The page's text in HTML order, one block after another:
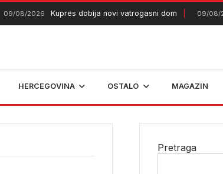
2026 Kupres dobija novi vatrogasni dom 09/08/2026
HERCEGOVINA OSTALO MAGAZIN
Pretraga